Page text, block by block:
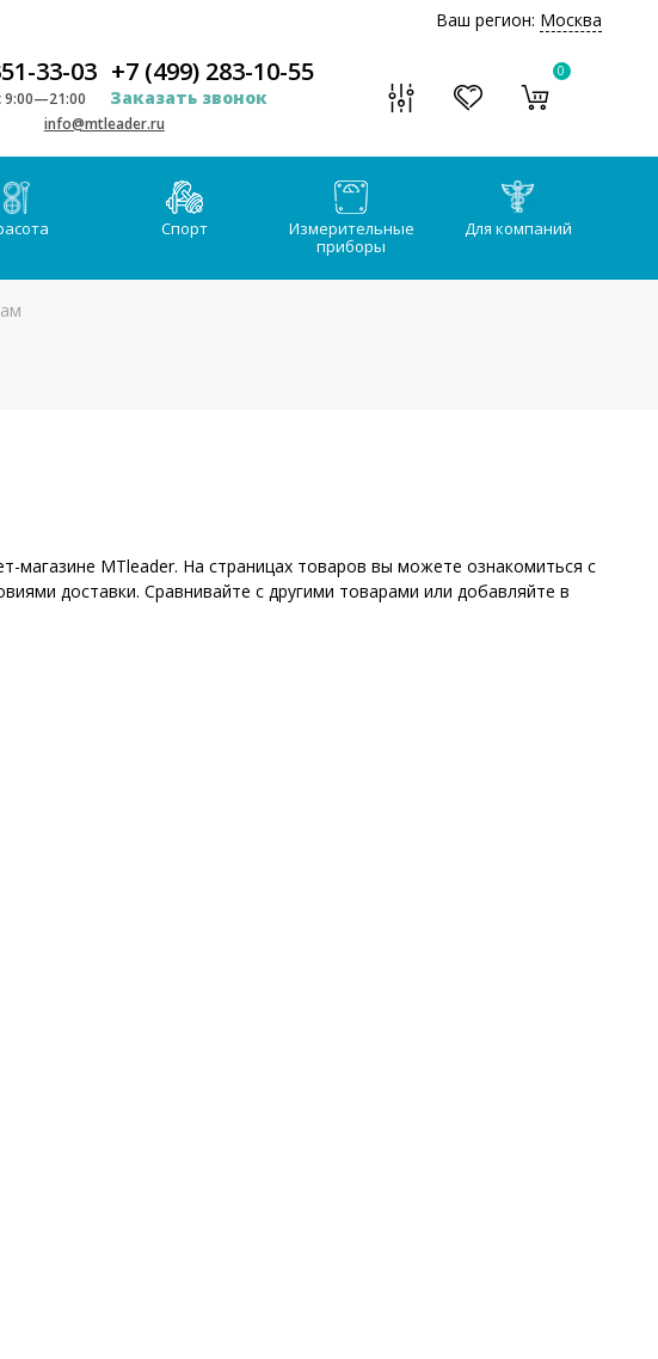
Ваш регион: Москва
33-03 +7 (499) 283-10-55
Заказать звонок
info@mtleader.ru
0
Спорт
Измерительные
приборы
Для компаний
магазине MTleader. На страницах товаров вы можете ознакомиться с
доставки. Сравнивайте с другими товарами или добавляйте в